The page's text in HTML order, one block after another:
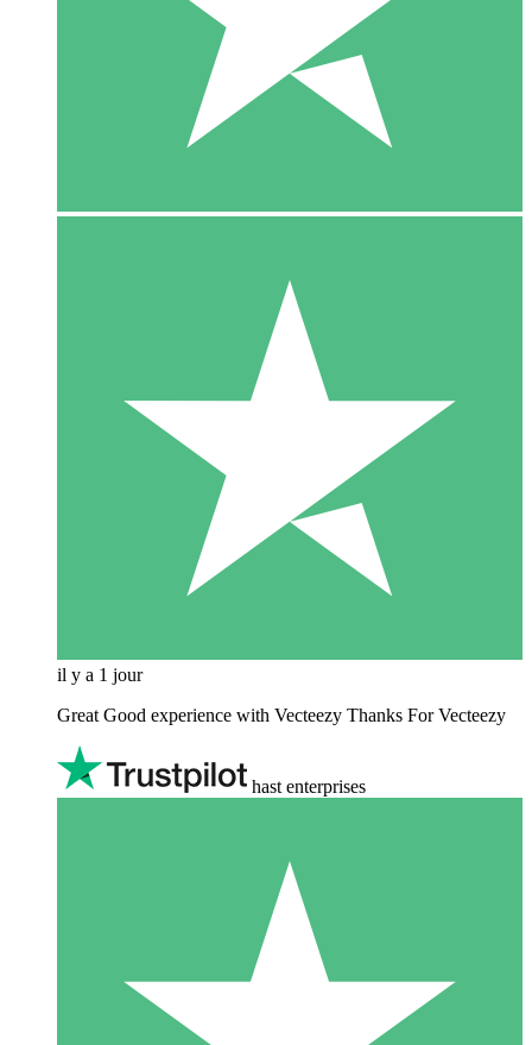
il y a 1 jour
Great Good experience with Vecteezy Thanks For Vecteezy
hast enterprises